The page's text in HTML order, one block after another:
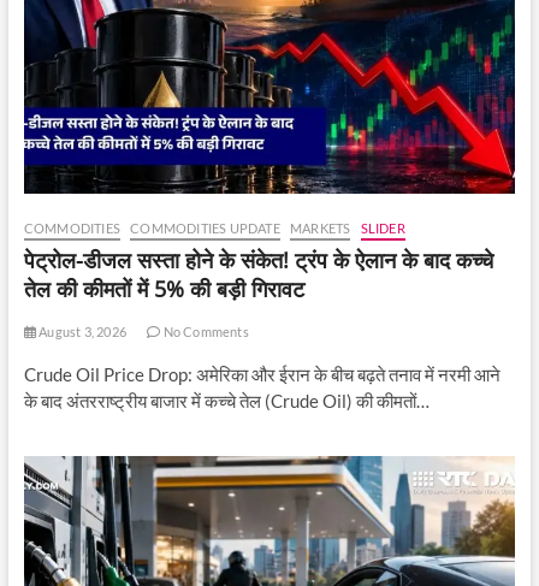
COMMODITIES COMMODITIES UPDATE MARKETS SLIDER
पेट्रोल-डीजल सस्ता होने के संकेत! ट्रंप के ऐलान के बाद कच्चे
तेल की कीमतों में 5% की बड़ी गिरावट
August 3, 2026 No Comments
Crude Oil Price Drop: अमेरिका और ईरान के बीच बढ़ते तनाव में नरमी आने
के बाद अंतरराष्ट्रीय बाजार में कच्चे तेल (Crude Oil) की कीमतों…